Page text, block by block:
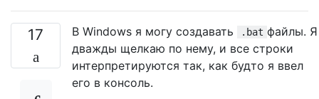
17 В Windows я могу создавать .bat файлы. Я
дважды щелкаю по нему, и все строки
интерпретируются так, как будто я ввел
его в консоль.